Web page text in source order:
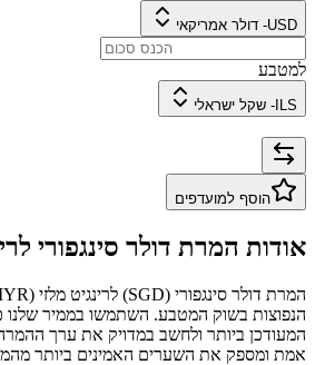
USD
- דולר אמריקאי
למטבע
ILS
- שקל ישראלי
הוסף למועדפים
אודות המרת דולר סינגפורי ל
המרת דולר סינגפורי (
SGD) לרינגיט מלזי (
הנפוצות בשוק המטבע. השתמשו בממיר
המעודכן ביותר ולחשב במדויק את ערך
אמת ומספק את השערים האמינים ביותר